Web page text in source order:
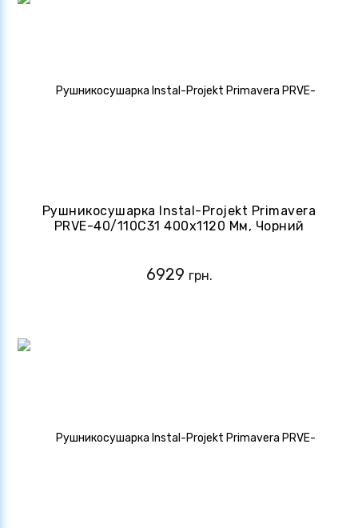
Рушникосушарка Instal-Projekt Primavera
PRVE-40/110C31 400х1120 Мм, Чорний
6929 грн.